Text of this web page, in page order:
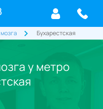
Бухарестская
у метро